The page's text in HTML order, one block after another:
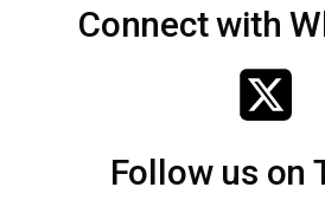
Connect with
Follow us on